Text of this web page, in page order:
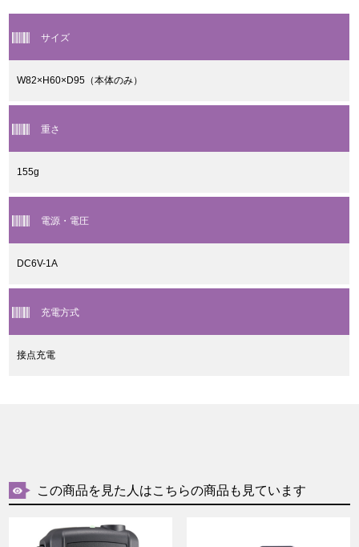
サイズ
W82×H60×D95（本体のみ）
重さ
155g
電源・電圧
DC6V-1A
充電方式
接点充電
この商品を見た人はこちらの商品も見ています